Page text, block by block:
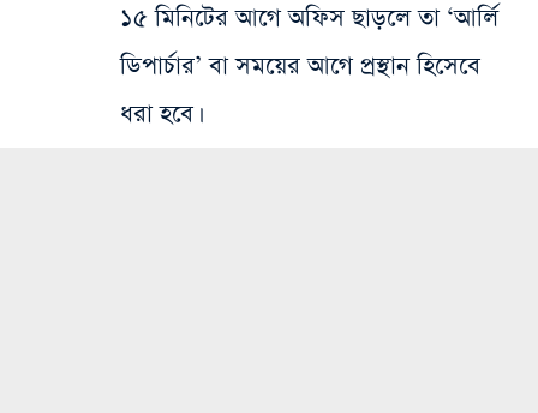
১৫ মিনিটের আগে অফিস ছাড়লে তা ‘আর্লি
ডিপার্চার’ বা সময়ের আগে প্রস্থান হিসেবে
ধরা হবে।